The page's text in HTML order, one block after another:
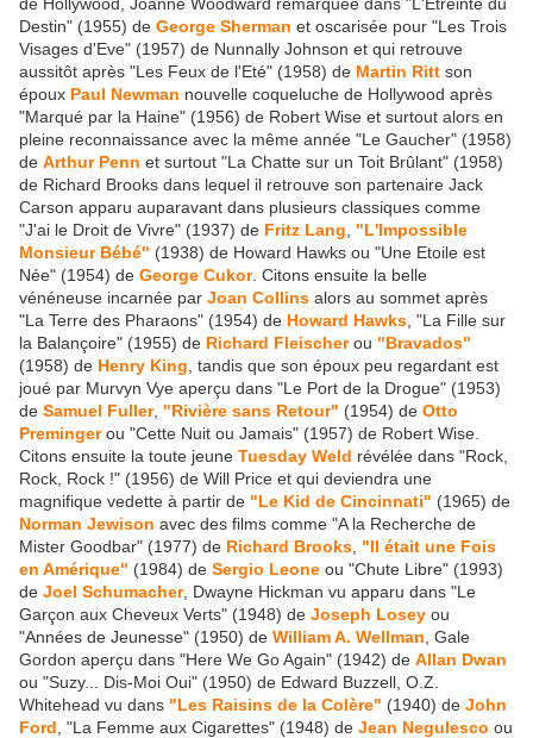
Destin" (1955) de George Sherman et oscarisée pour "Les Trois
Visages d'Eve" (1957) de Nunnally Johnson et qui retrouve
aussitôt après "Les Feux de l'Eté" (1958) de Martin Ritt son
époux Paul Newman nouvelle coqueluche de Hollywood après
"Marqué par la Haine" (1956) de Robert Wise et surtout alors en
pleine reconnaissance avec la même année "Le Gaucher" (1958)
de Arthur Penn et surtout "La Chatte sur un Toit Brûlant" (1958)
de Richard Brooks dans lequel il retrouve son partenaire Jack
Carson apparu auparavant dans plusieurs classiques comme
"J'ai le Droit de Vivre" (1937) de Fritz Lang
"L'Impossible
Monsieur Bébé" (1938) de Howard Hawks ou "Une Etoile est
Née" (1954) de George Cukor. Citons ensuite la belle
vénéneuse incarnée par Joan Collins alors au sommet après
"La Terre des Pharaons" (1954) de Howard Hawks , "La Fille sur
la Balançoire" (1955) de Richard Fleischer ou "Bravados"
(1958) de Henry King , tandis que son époux peu regardant est
joué par Murvyn Vye aperçu dans "Le Port de la Drogue" (1953)
de Samuel Fuller, "Rivière sans Retour" (1954) de Otto
Preminger ou "Cette Nuit ou Jamais" (1957) de Robert Wise.
Citons ensuite la toute jeune Tuesday Weld révélée dans "Rock,
Rock, Rock !" (1956) de Will Price et qui deviendra une
magnifique vedette à partir de "Le Kid de Cincinnati" (1965) de
Norman Jewison avec des films comme "A la Recherche de
Mister Goodbar" (1977) de Richard Brooks "Il était une Fois
en Amérique" (1984) de Sergio Leone ou "Chute Libre" (1993)
de Joel Schumacher, Dwayne Hickman vu apparu dans "Le
Garçon aux Cheveux Verts" (1948) de Joseph Losey ou
"Années de Jeunesse" (1950) de William A. Wellman , Gale
Gordon aperçu dans "Here We Go Again" (1942) de Allan Dwan
ou "Suzy... Dis-Moi Oui" (1950) de Edward Buzzell, O.Z.
Whitehead vu dans "Les Raisins de la Colère" (1940) de John
Ford , "La Femme aux Cigarettes" (1948) de Jean Negulesco ou